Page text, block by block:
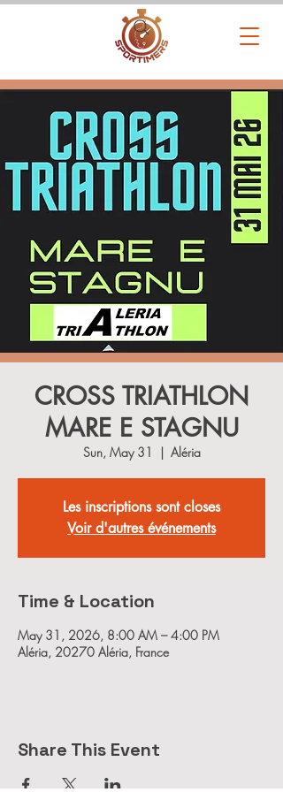
CROSS TRIATHLON
MARE E STAGNU
Sun, May 31
  |
Aléria
Les inscriptions sont closes
Voir d'autres événements
Time & Location
May 31, 2026, 8:00 AM – 4:00 PM
Aléria, 20270 Aléria, France
Share This Event